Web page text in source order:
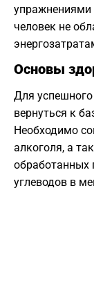
упражнениями
человек не
Основы
Для успешного
вернуться к
Необходимо
алкоголя, а
обработанных
углеводов в